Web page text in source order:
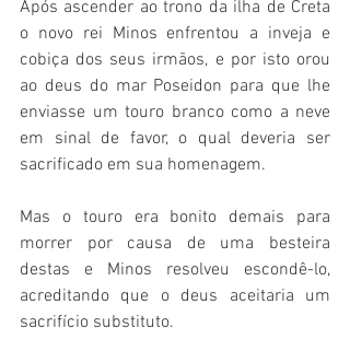
Após ascender ao trono da ilha de Creta
o novo rei Minos enfrentou a inveja e
cobiça dos seus irmãos, e por isto orou
ao deus do mar Poseidon para que lhe
enviasse um touro branco como a neve
em sinal de favor, o qual deveria ser
sacrificado em sua homenagem.
Mas o touro era bonito demais para
morrer por causa de uma besteira
destas e Minos resolveu escondê-lo,
acreditando que o deus aceitaria um
sacrifício substituto.